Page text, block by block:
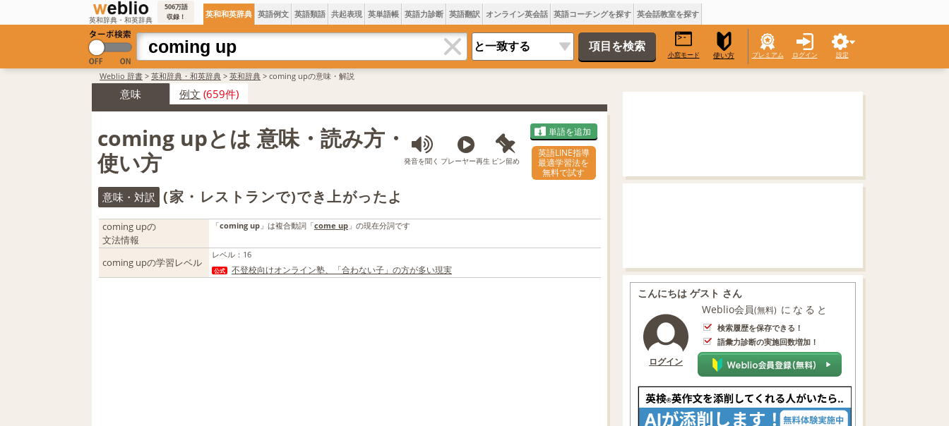
英和辞典・和英辞典
506万語
収録！
英和和英辞典 英語例文 英語類語 共起表現 英単語帳 英語力診断 英語翻訳 オンライン英会話 英語コーチングを探す 英会話教室を探す
小窓モード 使い方 プレミアム ログイン 設定
Weblio 辞書 > 英和辞典・和英辞典 > 英和辞典 > coming upの意味・解説
意味 例文 (659件)
coming upとは 意味・読み方・
使い方
発音を聞く プレーヤー再生 ピン留め
単語を追加
英語LINE指導
最適学習法を
無料で試す
意味・対訳 (家・レストランで)でき上がったよ
coming upの
文法情報
「coming up 」は複合動詞「come up 」の現在分詞です
coming upの学習レベル
レベル ： 16
公式 不登校向けオンライン塾、「合わない子」の方が多い現実
こんにちは ゲスト さん
ログイン
Weblio会員(無料) になると
検索履歴を保存できる！
語彙力診断の実施回数増加！